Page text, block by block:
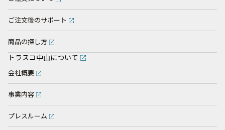
ご注文後のサポート
商品の探し方
トラスコ中山について
会社概要
事業内容
プレスルーム